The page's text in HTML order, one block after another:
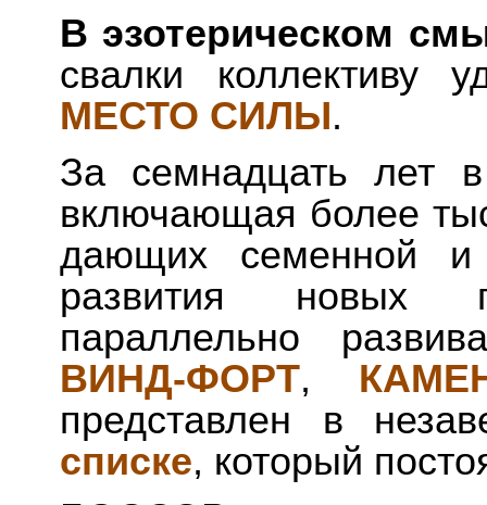
В эзотерическом
свалки коллективу
МЕСТО СИЛЫ.
За семнадцать лет
включающая более
дающих семенной и
развития новых
параллельно
ВИНД-ФОРТ,
представлен в
списке, который